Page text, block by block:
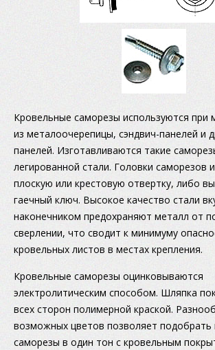
Кровельные саморезы используются при
из металоочерепицы, сэндвич-панелей и
панелей. Изготавливаются такие
легированной стали. Головки саморезов
плоскую или крестовую отвертку, либо
гаечный ключ. Высокое качество стали
наконечником предохраняют металл от
сверлении, что сводит к минимуму
кровельных листов в местах крепления.
Кровельные саморезы оцинковываются
электролитическим способом. Шляпка
всех сторон полимерной краской.
возможных цветов позволяет подобрать
саморезы в один тон с кровельным